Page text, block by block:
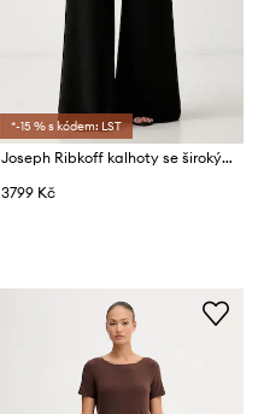
*-15 % s kódem: LST
Joseph Ribkoff kalhoty se širokými nohavicemi dámské
3799 Kč